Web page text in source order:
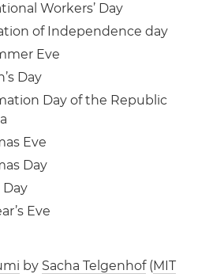
Workers’ Day
of Independence day
Eve
Day
Day of the Republic
Eve
Day
Eve
by Sacha Telgenhof(MIT